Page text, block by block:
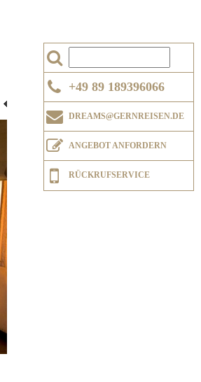
+49 89 189396066
DREAMS@GERNREISEN.DE
ANGEBOT ANFORDERN
RÜCKRUFSERVICE